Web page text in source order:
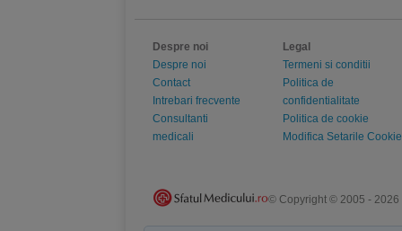
Despre noi
Despre noi
Contact
Intrebari frecvente
Consultanti
medicali
Legal
Termeni si conditii
Politica de
confidentialitate
Politica de cookie
Modifica Setarile Cookie
© Copyright © 2005 - 2026